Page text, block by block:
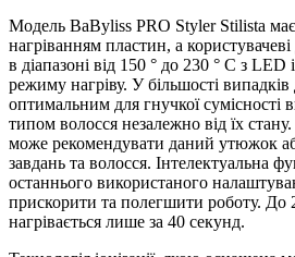
Модель BaByliss PRO Styler Stilista
нагріванням пластин, а
в діапазоні від 150 ° до 230 ° C з
режиму нагріву. У більшості
оптимальним для гнучкої сумісності
типом волосся незалежно від їх
може рекомендувати даний утюжок
завдань та волосся. Інтелектуальна
останнього використаного
прискорити та полегшити роботу. До
нагрівається лише за 40 секунд.